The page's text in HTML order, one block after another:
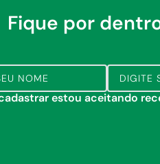
Fique por
estou aceitando